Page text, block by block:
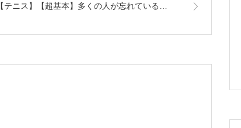
【テニス】【超基本】多くの人が忘れている…